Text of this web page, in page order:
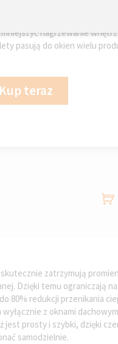
skutecznie ograniczają
warunki do odpoczynku na
nagrzewanie
pasują do okien wielu
Kup teraz
zatrzymują
Dzięki temu ograniczają
80% redukcji przenikania
z oknami
jest prosty i szybki, dzięki
samodzielnie.